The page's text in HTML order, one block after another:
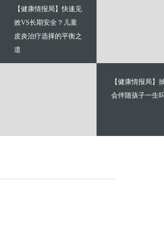
【健康情报局】快速见
效VS长期安全？儿童
皮炎治疗选择的平衡之
道
【健康情报局】
会伴随孩子一生